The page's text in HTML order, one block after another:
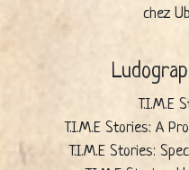
chez
T.I.M.E
T.I.M.E Stories: A
T.I.M.E Stories: